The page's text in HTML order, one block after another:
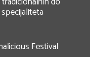
Festival